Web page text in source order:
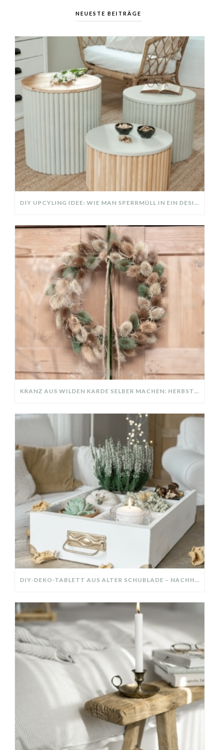
NEUESTE BEITRÄGE
DIY UPCYLING IDEE: WIE MAN SPERRMÜLL IN EIN DESIGNER TEIL VERWANDELT
KRANZ AUS WILDEN KARDE SELBER MACHEN: HERBSTDEKO GANZ EINFACH
DIY-DEKO-TABLETT AUS ALTER SCHUBLADE – NACHHALTIGE HERBSTDEKO SELBER MACHEN!